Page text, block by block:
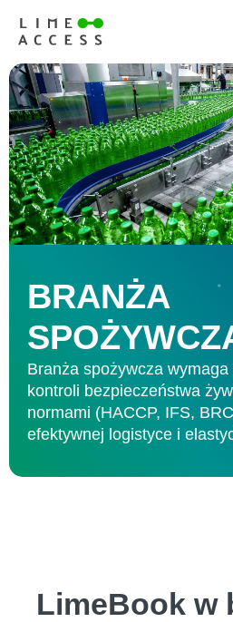
BRANŻA
Branża spożywcza
kontroli bezpieczeństwa
normami (HACCP, IFS,
efektywnej logistyce i
LimeBook w